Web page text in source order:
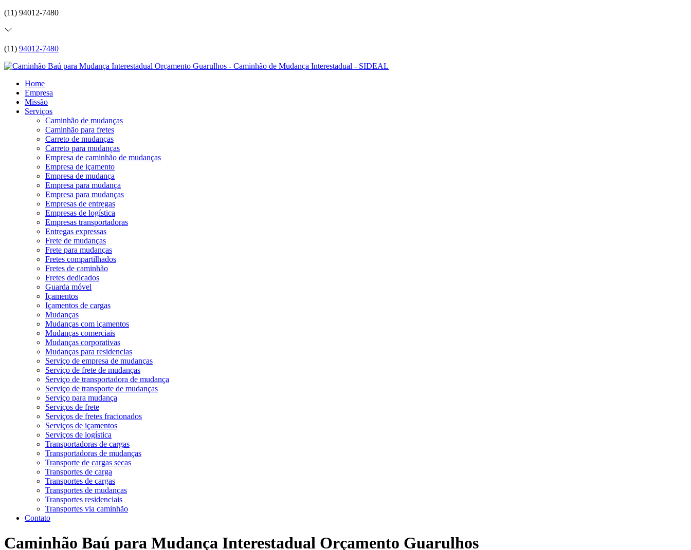
(11) 94012-7480
(11) 94012-7480
Home
Empresa
Missão
Serviços
Caminhão de mudanças
Caminhão para fretes
Carreto de mudanças
Carreto para mudanças
Empresa de caminhão de mudanças
Empresa de içamento
Empresa de mudança
Empresa para mudança
Empresa para mudanças
Empresas de entregas
Empresas de logística
Empresas transportadoras
Entregas expressas
Frete de mudanças
Frete para mudanças
Fretes compartilhados
Fretes de caminhão
Fretes dedicados
Guarda móvel
Içamentos
Içamentos de cargas
Mudanças
Mudanças com içamentos
Mudanças comerciais
Mudanças corporativas
Mudanças para residencias
Serviço de empresa de mudanças
Serviço de frete de mudanças
Serviço de transportadora de mudança
Serviço de transporte de mudanças
Serviço para mudança
Serviços de frete
Serviços de fretes fracionados
Serviços de içamentos
Serviços de logística
Transportadoras de cargas
Transportadoras de mudanças
Transporte de cargas secas
Transportes de carga
Transportes de cargas
Transportes de mudanças
Transportes residenciais
Transportes via caminhão
Contato
Caminhão Baú para Mudança Interestadual Orçamento Guarulhos